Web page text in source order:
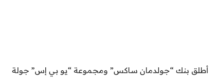
أطلق بنك “جولدمان ساكس” ومجموعة “يو بي إس” جولة